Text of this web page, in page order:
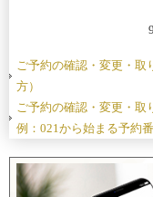
ご予約の確認・変更・取
方）
ご予約の確認・変更・取
例：021から始まる予約